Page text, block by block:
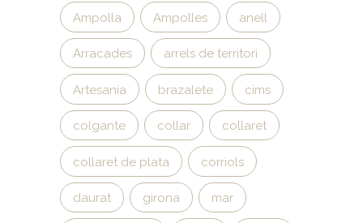
Ampolla Ampolles anell
Arracades arrels de territori
Artesania brazalete cims
colgante collar collaret
collaret de plata corriols
daurat girona mar